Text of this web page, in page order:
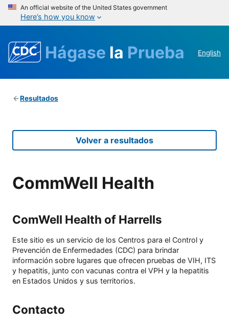
An official website of the United States government
Here’s how you know
Hágase la Prueba English
Resultados
Volver a resultados
CommWell Health
ComWell Health of Harrells
Este sitio es un servicio de los Centros para el Control y
Prevención de Enfermedades (CDC) para brindar
información sobre lugares que ofrecen pruebas de VIH, ITS
y hepatitis, junto con vacunas contra el VPH y la hepatitis
en Estados Unidos y sus territorios.
Contacto